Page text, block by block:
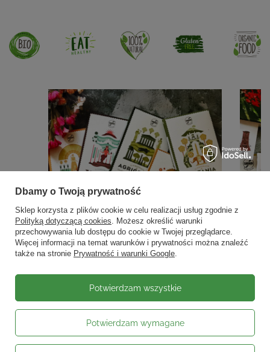
Dbamy o Twoją prywatność
Sklep korzysta z plików cookie w celu realizacji usług zgodnie z
Polityką dotyczącą cookies. Możesz określić warunki
przechowywania lub dostępu do cookie w Twojej przeglądarce.
Więcej informacji na temat warunków i prywatności można znaleźć
także na stronie Prywatność i warunki Google.
Potwierdzam wymagane
Potwierdzam wszystkie